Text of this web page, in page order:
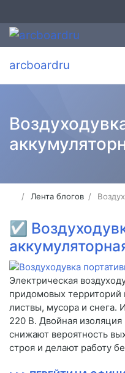
arcboardru
Лента блогов
☑
Электрическая
придомовых территорий
листвы, мусора и снега.
220 В. Двойная изоляция
снижают вероятность
строя и делают работу